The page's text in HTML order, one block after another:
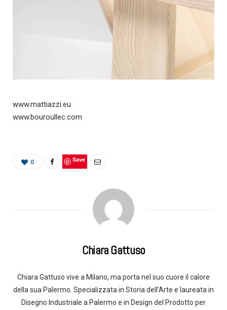
www.mattiazzi.eu
www.bouroullec.com
0 Save
Chiara Gattuso
Chiara Gattuso vive a Milano, ma porta nel suo cuore il calore
della sua Palermo. Specializzata in Storia dell’Arte e laureata in
Disegno Industriale a Palermo e in Design del Prodotto per